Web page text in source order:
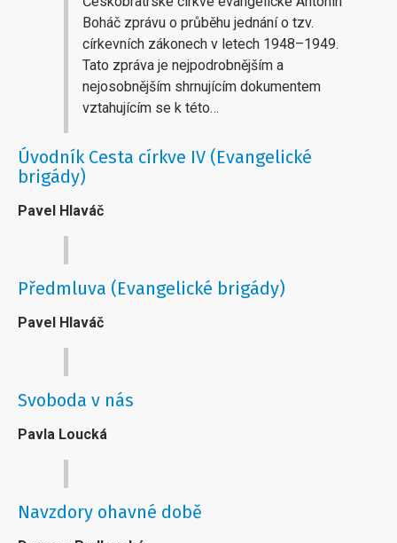
Boháč zprávu o průběhu jednání o tzv.
církevních zákonech v letech 1948–1949.
Tato zpráva je nejpodrobnějším a
nejosobnějším shrnujícím dokumentem
vztahujícím se k této…
Úvodník Cesta církve IV (Evangelické
brigády)
Pavel Hlaváč
Předmluva (Evangelické brigády)
Pavel Hlaváč
Svoboda v nás
Pavla Loucká
Navzdory ohavné době